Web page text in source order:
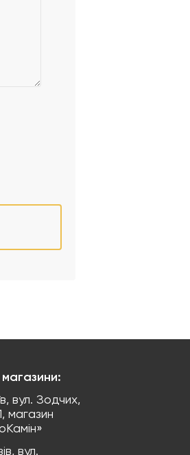
вул. Зодчих,
магазин
вул.